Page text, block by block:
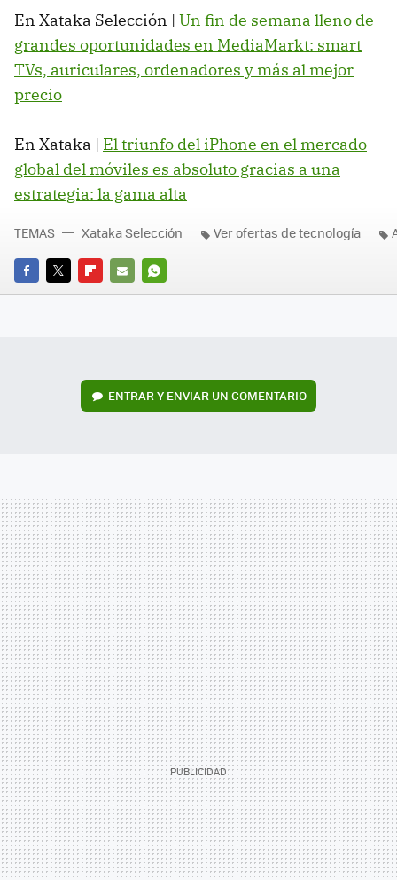
En Xataka Selección | Un fin de semana lleno de
grandes oportunidades en MediaMarkt: smart
TVs, auriculares, ordenadores y más al mejor
precio
En Xataka | El triunfo del iPhone en el mercado
global del móviles es absoluto gracias a una
estrategia: la gama alta
FACEBOOK
TWITTERFLIPBOARD
E-
WHATSAPP
TEMAS Xataka Selección Ver ofertas de tecnología
ENTRAR Y ENVIAR UN COMENTARIO